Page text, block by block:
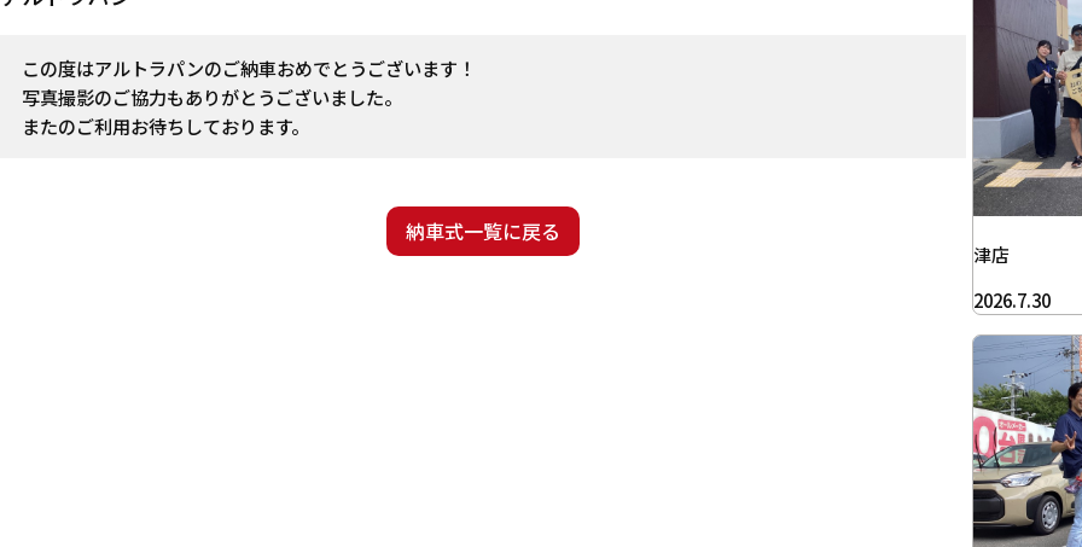
この度はアルトラパンのご納車おめでとうございます！
写真撮影のご協力もありがとうございました。
またのご利用お待ちしております。
納車式一覧に戻る
津店
2026.7.30